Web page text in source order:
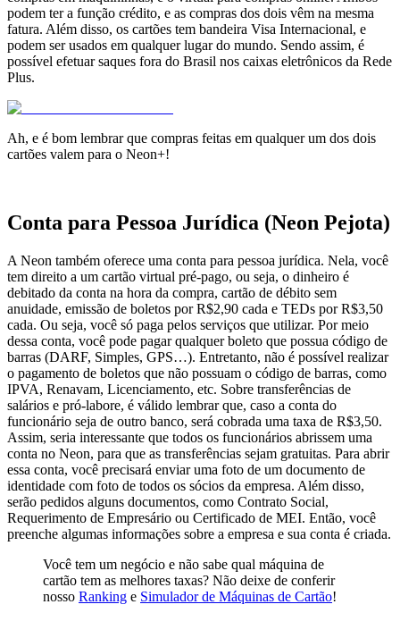
podem ter a função crédito, e as compras dos dois vêm na mesma
fatura. Além disso, os cartões tem bandeira Visa Internacional, e
podem ser usados em qualquer lugar do mundo. Sendo assim, é
possível efetuar saques fora do Brasil nos caixas eletrônicos da Rede
Plus.
Ah, e é bom lembrar que compras feitas em qualquer um dos dois
cartões valem para o Neon+!
Conta para Pessoa Jurídica (Neon Pejota)
A Neon também oferece uma conta para pessoa jurídica. Nela, você
tem direito a um cartão virtual pré-pago, ou seja, o dinheiro é
debitado da conta na hora da compra, cartão de débito sem
anuidade, emissão de boletos por R$2,90 cada e TEDs por R$3,50
cada. Ou seja, você só paga pelos serviços que utilizar. Por meio
dessa conta, você pode pagar qualquer boleto que possua código de
barras (DARF, Simples, GPS…). Entretanto, não é possível realizar
o pagamento de boletos que não possuam o código de barras, como
IPVA, Renavam, Licenciamento, etc. Sobre transferências de
salários e pró-labore, é válido lembrar que, caso a conta do
funcionário seja de outro banco, será cobrada uma taxa de R$3,50.
Assim, seria interessante que todos os funcionários abrissem uma
conta no Neon, para que as transferências sejam gratuitas. Para abrir
essa conta, você precisará enviar uma foto de um documento de
identidade com foto de todos os sócios da empresa. Além disso,
serão pedidos alguns documentos, como Contrato Social,
Requerimento de Empresário ou Certificado de MEI. Então, você
preenche algumas informações sobre a empresa e sua conta é criada.
Você tem um negócio e não sabe qual máquina de
cartão tem as melhores taxas? Não deixe de conferir
nosso Ranking e Simulador de Máquinas de Cartão!